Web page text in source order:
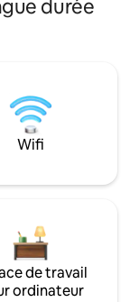
durée
Wifi
de travail
ordinateur